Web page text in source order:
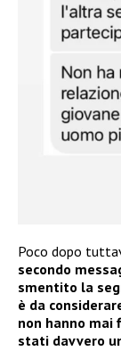
Poco dopo
secondo
smentito la
è da
non hanno mai
stati davvero